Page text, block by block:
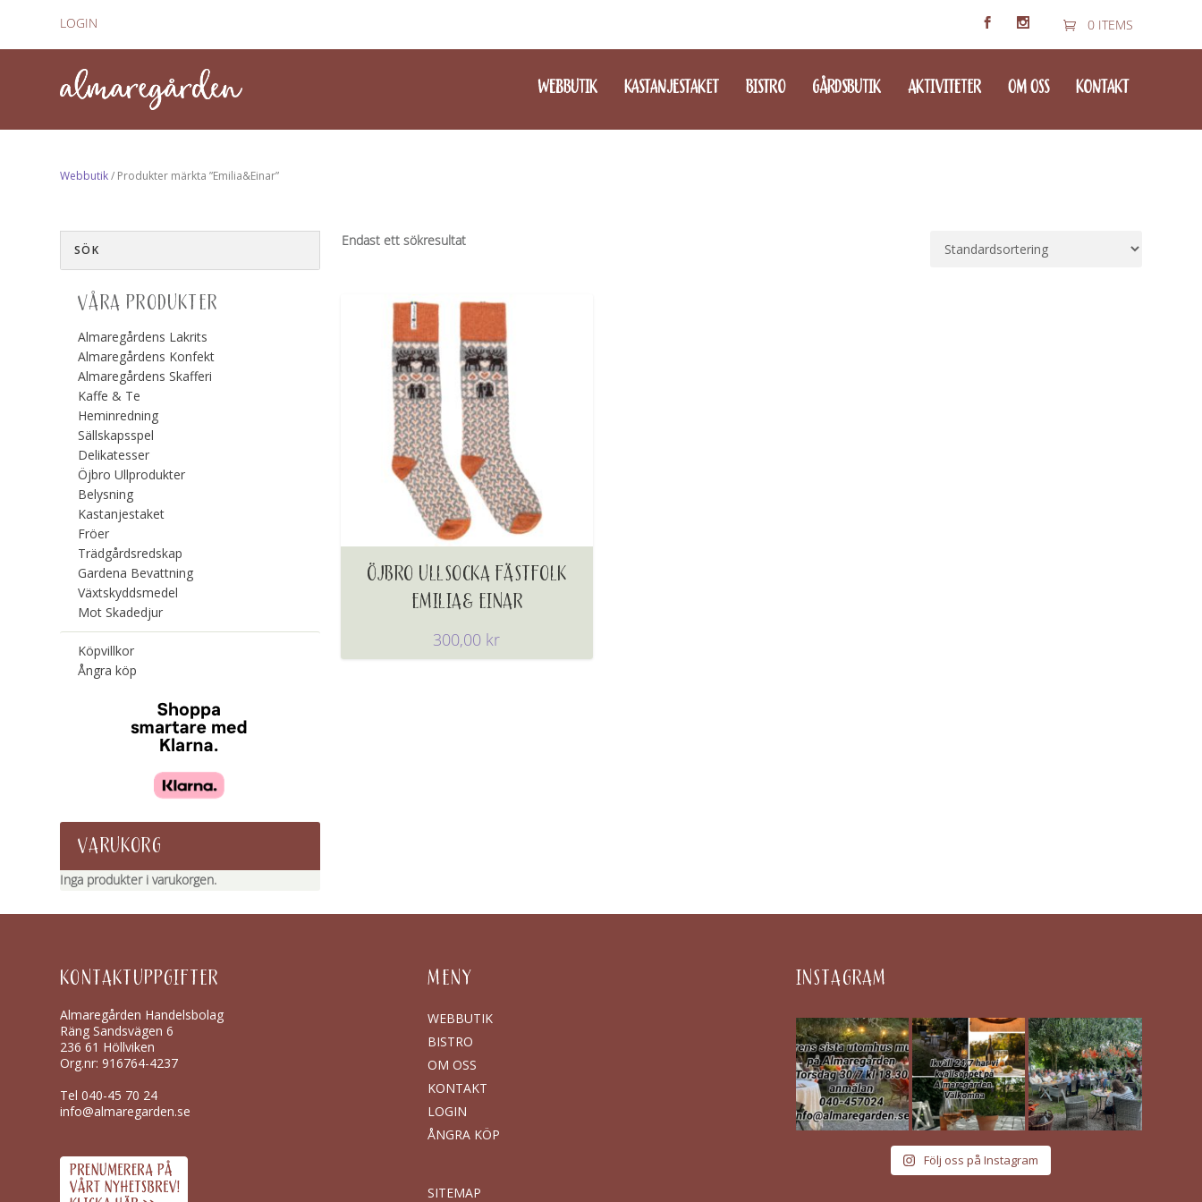
LOGIN 0 ITEMS
WEBBUTIK KASTANJESTAKET BISTRO GÅRDSBUTIK AKTIVITETER OM OSS KONTAKT
Webbutik/ Produkter märkta ”Emilia&Einar”
Endast ett sökresultat
ÖJBRO ULLSOCKA FÄSTFOLK
EMILIA& EINAR
300,00 kr
VÅRA PRODUKTER
Almaregårdens Lakrits
Almaregårdens Konfekt
Almaregårdens Skafferi
Kaffe & Te
Heminredning
Sällskapsspel
Delikatesser
Öjbro Ullprodukter
Belysning
Kastanjestaket
Fröer
Trädgårdsredskap
Gardena Bevattning
Växtskyddsmedel
Mot Skadedjur
Köpvillkor
Ångra köp
VARUKORG
Inga produkter i varukorgen.
KONTAKTUPPGIFTER
Almaregården Handelsbolag
Räng Sandsvägen 6
236 61 Höllviken
Org.nr: 916764-4237
Tel040-45 70 24
info@almaregarden.se
MENY
WEBBUTIK
BISTRO
OM OSS
KONTAKT
LOGIN
ÅNGRA KÖP
SITEMAP
INSTAGRAM
Följ oss på Instagram